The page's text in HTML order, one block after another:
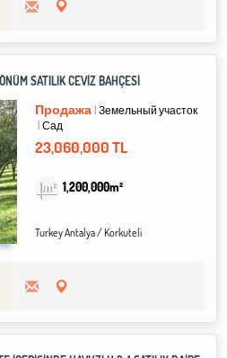
SATILIK CEVİZ BAHÇESİ
Продажа Земельный участок
Сад
23,060,000 TL
1,200,000m²
Turkey Antalya / Korkuteli